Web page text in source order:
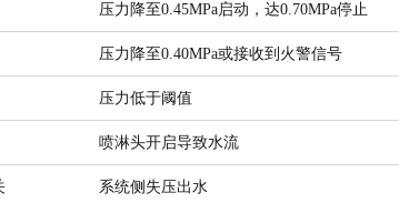
压力降至0.45MPa启动，达0.70MPa停止
压力降至0.40MPa或接收到火警信号
压力低于阈值
喷淋头开启导致水流
系统侧失压出水